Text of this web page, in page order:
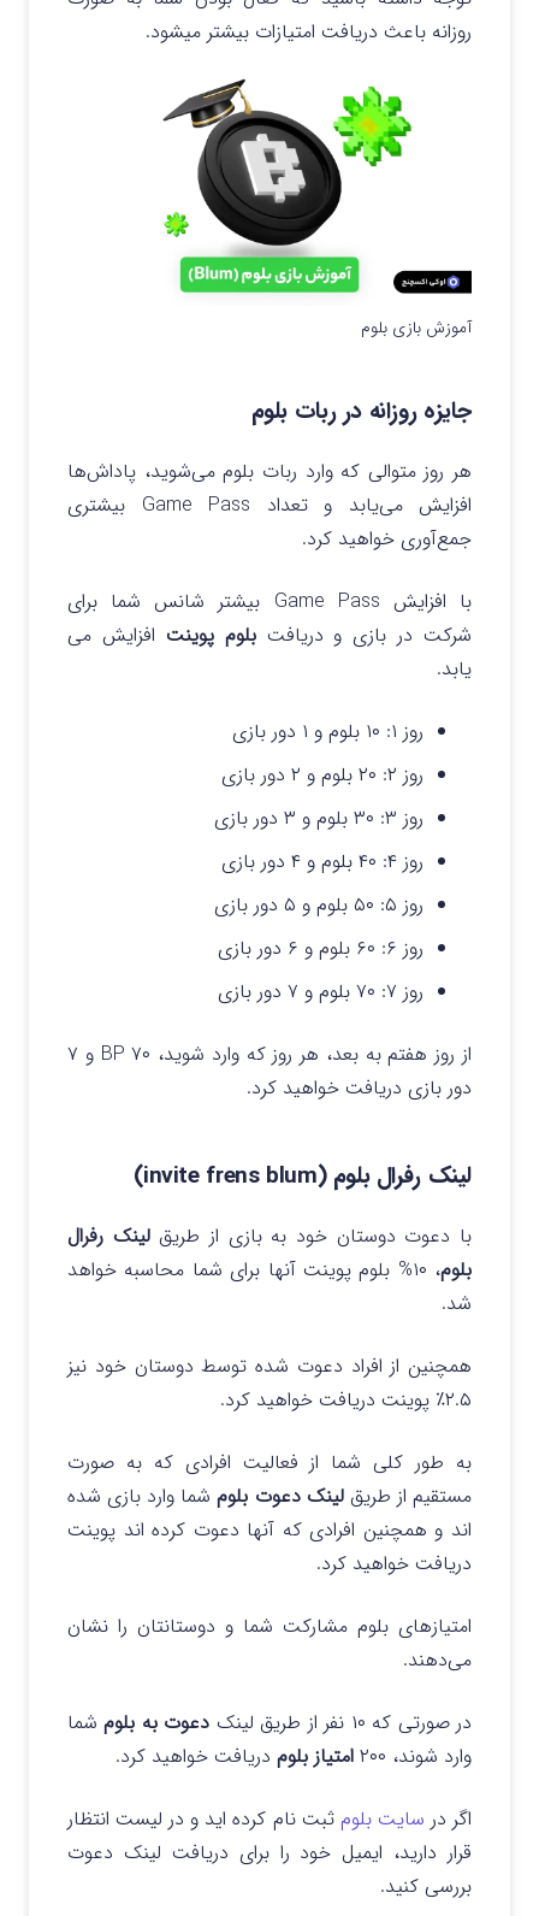
روزانه باعث دریافت امتیازات بیشتر میشود.
آموزش بازی بلوم
جایزه روزانه در ربات بلوم
هر روز متوالی که وارد ربات بلوم می‌شوید، پاداش‌ها
افزایش می‌یابد و تعداد Game Pass بیشتری
جمع‌آوری خواهید کرد.
با افزایش Game Pass بیشتر شانس شما برای
شرکت در بازی و دریافتبلوم پوینت افزایش می
یابد.
روز ۱: ۱۰ بلوم و
۱ دور بازی
روز ۲: ۲۰ بلوم و ۲ دور بازی
روز ۳: ۳۰ بلوم و ۳ دور بازی
روز ۴: ۴۰ بلوم و ۴ دور بازی
روز ۵: ۵۰ بلوم و ۵ دور بازی
روز ۶: ۶۰ بلوم و ۶ دور بازی
روز ۷: ۷۰ بلوم و ۷ دور بازی
از روز هفتم به بعد، هر روز که وارد شوید، ۷۰ BP و ۷
دور بازی دریافت خواهید کرد.
لینک رفرال بلوم (invite frens blum)
با دعوت دوستان خود به بازی از طریق لینک رفرال
بلوم
، ۱۰% بلوم پوینت آنها برای شما محاسبه خواهد
شد.
همچنین از افراد دعوت شده توسط دوستان خود نیز
۲.۵٪ پوینت دریافت خواهید کرد.
به طور کلی شما از فعالیت افرادی که به صورت
مستقیم از طریق لینک دعوت بلومشما وارد بازی شده
اند و همچنین افرادی که آنها دعوت کرده اند پوینت
دریافت خواهید کرد.
امتیازهای بلوم مشارکت شما و دوستانتان را نشان
می‌دهند.
در صورتی که ۱۰ نفر از طریق لینک دعوت به بلومشما
وارد شوند، ۲۰۰
امتیاز بلوم دریافت خواهید کرد.
اگر در سایت بلوم ثبت نام کرده اید و در لیست انتظار
قرار دارید، ایمیل خود را برای دریافت لینک دعوت
بررسی کنید.